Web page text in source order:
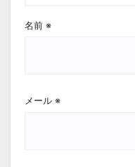
名前 ※
メール ※